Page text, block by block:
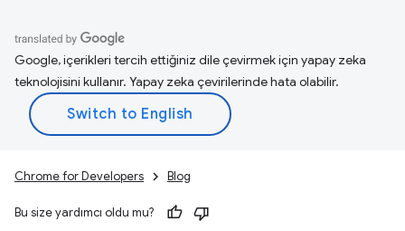
Google, içerikleri tercih ettiğiniz dile çevirmek için yapay zeka
teknolojisini kullanır. Yapay zeka çevirilerinde hata olabilir.
Chrome for Developers Blog
Bu size yardımcı oldu mu?